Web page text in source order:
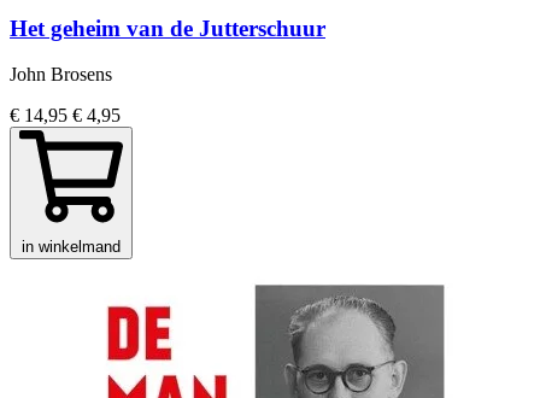
Het geheim van de Jutterschuur
John Brosens
€ 14,95 € 4,95
in winkelmand